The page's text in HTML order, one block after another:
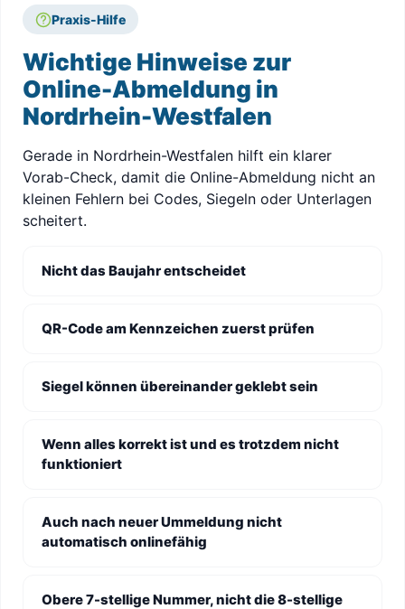
Praxis-Hilfe
Wichtige Hinweise zur
Online-Abmeldung in
Nordrhein-Westfalen
Gerade in Nordrhein-Westfalen hilft ein klarer
Vorab-Check, damit die Online-Abmeldung nicht an
kleinen Fehlern bei Codes, Siegeln oder Unterlagen
scheitert.
Nicht das Baujahr entscheidet
QR-Code am Kennzeichen zuerst prüfen
Siegel können übereinander geklebt sein
Wenn alles korrekt ist und es trotzdem nicht
funktioniert
Auch nach neuer Ummeldung nicht
automatisch onlinefähig
Obere 7-stellige Nummer, nicht die 8-stellige